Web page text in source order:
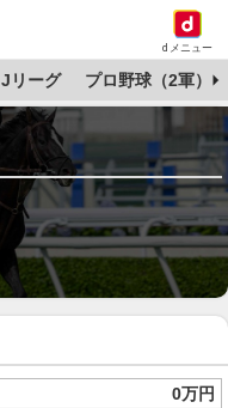
dメニュー
Jリーグ プロ野球（2軍）
0万円